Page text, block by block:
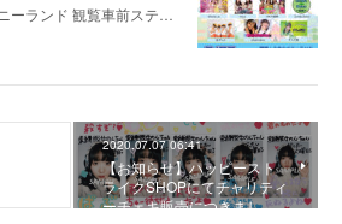
ーランド 観覧車前ステ…
2020.07.07 06:41
【お知らせ】ハッピースト
ライクSHOPにてチャリティ
ーチェキ販売につきまし…